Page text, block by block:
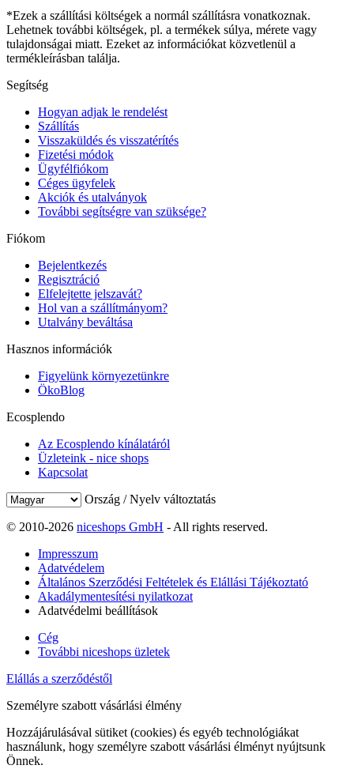
*Ezek a szállítási költségek a normál szállításra vonatkoznak.
Lehetnek további költségek, pl. a termékek súlya, mérete vagy
tulajdonságai miatt. Ezeket az információkat közvetlenül a
termékleírásban találja.
Segítség
Hogyan adjak le rendelést
Szállítás
Visszaküldés és visszatérítés
Fizetési módok
Ügyfélfiókom
Céges ügyfelek
Akciók és utalványok
További segítségre van szüksége?
Fiókom
Bejelentkezés
Regisztráció
Elfelejtette jelszavát?
Hol van a szállítmányom?
Utalvány beváltása
Hasznos információk
Figyelünk környezetünkre
ÖkoBlog
Ecosplendo
Az Ecosplendo kínálatáról
Üzleteink - nice shops
Kapcsolat
Ország / Nyelv változtatás
© 2010-2026 niceshops GmbH - All rights reserved.
Impresszum
Adatvédelem
Általános Szerződési Feltételek és Elállási Tájékoztató
Akadálymentesítési nyilatkozat
Adatvédelmi beállítások
Cég
További niceshops üzletek
Elállás a szerződéstől
Személyre szabott vásárlási élmény
Hozzájárulásával sütiket (cookies) és egyéb technológiákat
használunk, hogy személyre szabott vásárlási élményt nyújtsunk
Önnek.